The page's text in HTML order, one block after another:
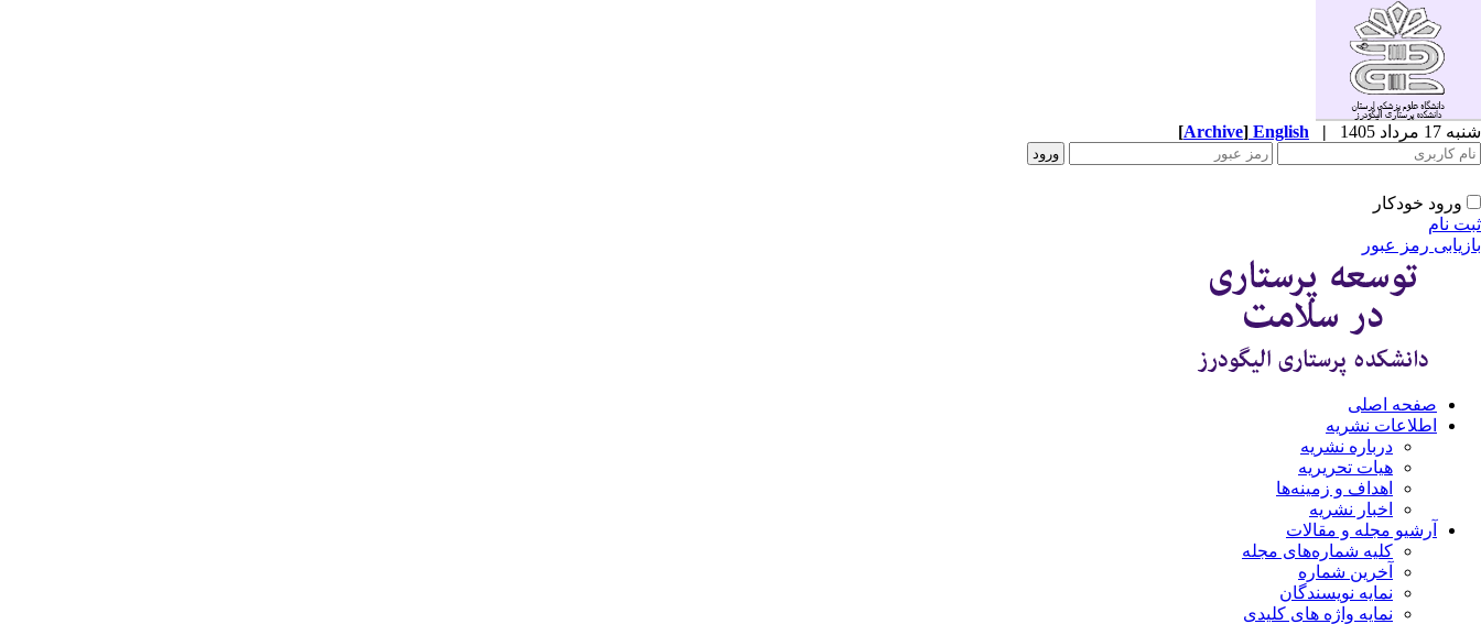
شنبه 17 مرداد 1405 |
English
[Archive]
ورود خودکار
ثبت نام
بازیابی رمز عبور
صفحه اصلی
اطلاعات نشریه
درباره نشریه
هیات تحریریه
اهداف و زمینه‌ها
اخبار نشریه
آرشیو مجله و مقالات
کلیه شماره‌های مجله
آخرین شماره
نمایه نویسندگان
نمایه واژه های کلیدی